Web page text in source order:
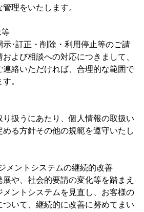
理をいたします。
等
･訂正・削除・利用停止等のご請
よび相談への対応につきまして、
連絡いただければ、合理的な範囲で
。
扱うにあたり、個人情報の取扱い
る方針その他の規範を遵守いたし
メントシステムの継続的改善
や、社会的要請の変化等を踏まえ
ントシステムを見直し、お客様の
いて、継続的に改善に努めてまい